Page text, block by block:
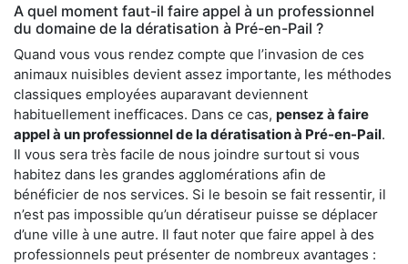
A quel moment faut-il faire appel à un professionnel
du domaine de la dératisation à Pré-en-Pail ?
Quand vous vous rendez compte que l’invasion de ces
animaux nuisibles devient assez importante, les méthodes
classiques employées auparavant deviennent
habituellement inefficaces. Dans ce cas, pensez à faire
appel à un professionnel de la dératisation à Pré-en-Pail.
Il vous sera très facile de nous joindre surtout si vous
habitez dans les grandes agglomérations afin de
bénéficier de nos services. Si le besoin se fait ressentir, il
n’est pas impossible qu’un dératiseur puisse se déplacer
d’une ville à une autre. Il faut noter que faire appel à des
professionnels peut présenter de nombreux avantages :